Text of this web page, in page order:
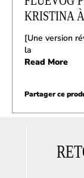
KRISTINA
[Une version
la
Read More
Partager ce